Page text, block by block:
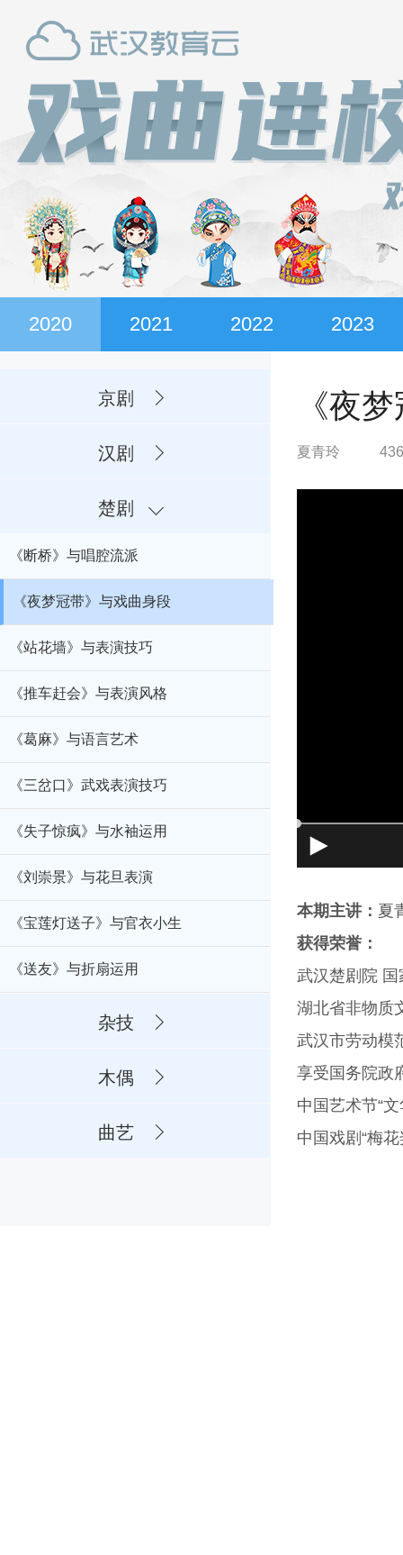
2020 2021 2022 2023
京剧
汉剧
楚剧
《断桥》与唱腔流派
《夜梦冠带》与戏曲身段
《站花墙》与表演技巧
《推车赶会》与表演风格
《葛麻》与语言艺术
《三岔口》武戏表演技巧
《失子惊疯》与水袖运用
《刘崇景》与花旦表演
《宝莲灯送子》与官衣小生
《送友》与折扇运用
杂技
木偶
曲艺
《夜
夏青玲
本期主讲： 夏
获得荣誉：
武汉楚剧院
湖北省非物质
武汉市劳动模
享受国务院政
中国艺术节“
中国戏剧“梅花